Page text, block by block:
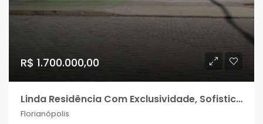
R$ 1.700.000,00
Linda Residência Com Exclusividade, Sofisticação e Alto Padrão nos Ingleses!
Florianópolis